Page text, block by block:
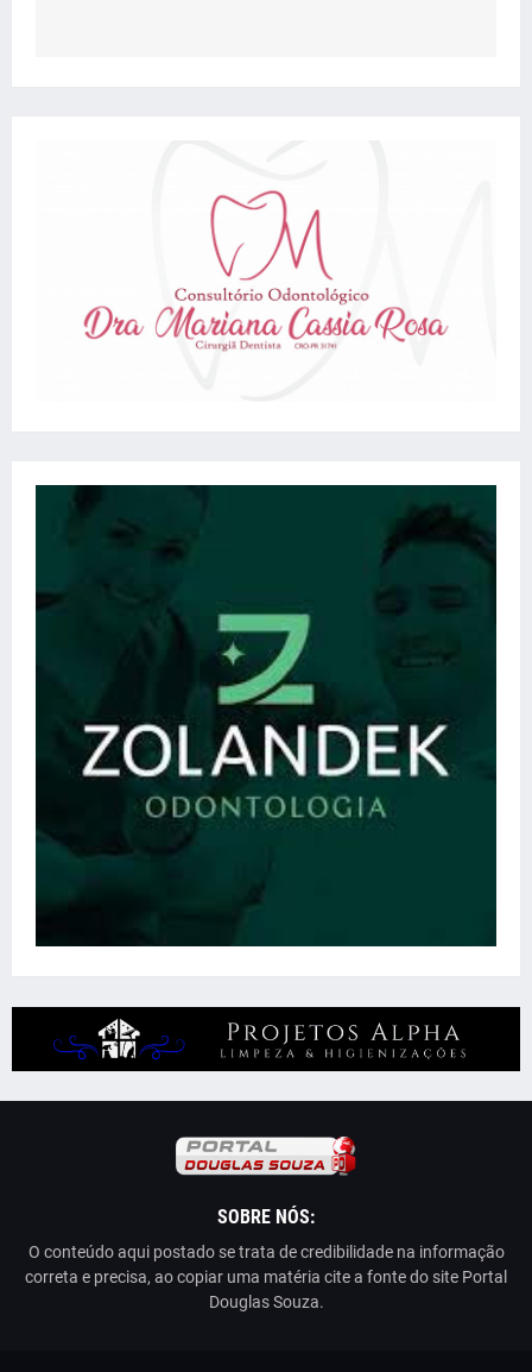
SOBRE NÓS:
O conteúdo aqui postado se trata de credibilidade na informação
correta e precisa, ao copiar uma matéria cite a fonte do site Portal
Douglas Souza.